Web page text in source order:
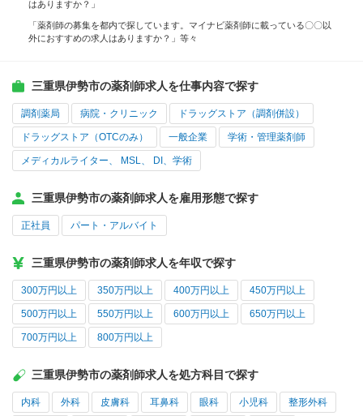
はありますか？」
「薬剤師の募集を都内で探しています。マイナビ薬剤師に載っている〇〇以
外におすすめの求人はありますか？」等々
三重県伊勢市の薬剤師求人を仕事内容で探す
調剤薬局 病院・クリニック ドラッグストア（調剤併設）
ドラッグストア（OTCのみ） 一般企業 学術・管理薬剤師
メディカルライター、 MSL、 DI、学術
三重県伊勢市の薬剤師求人を雇用形態で探す
正社員 パート・アルバイト
三重県伊勢市の薬剤師求人を年収で探す
300万円以上 350万円以上 400万円以上 450万円以上
500万円以上 550万円以上 600万円以上 650万円以上
700万円以上 800万円以上
三重県伊勢市の薬剤師求人を処方科目で探す
内科 外科 皮膚科 耳鼻科 眼科 小児科 整形外科